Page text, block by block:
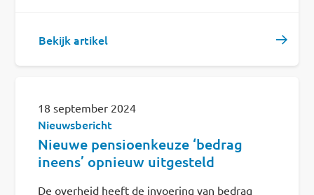
Bekijk artikel
18 september 2024
Nieuwsbericht
Nieuwe pensioenkeuze ‘bedrag
ineens’ opnieuw uitgesteld
De overheid heeft de invoering van bedrag